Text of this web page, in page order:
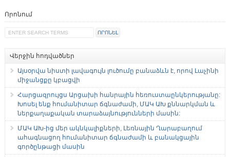
Որոնում
Վերջին հոդվածներ
Այսօրվա նիստի լավագույն լուծումը բանաձևն է, որով Լաչինի
միջանցքը կբացվի
Հարցազրույցս Արցախի հանրային հեռուստաընկերությանը:
Խոսել ենք հումանիտար ճգնաժամի, ՄԱԿ ԱԽ քննարկման և
ներքաղաքական տարաձայնությունների մասին:
ՄԱԿ ԱԽ-ից մեր ակնկալիքների, Լեռնային Ղարաբաղում
ահագնացող հումանիտար ճգնաժամի և բանակցային
գործընթացի մասին